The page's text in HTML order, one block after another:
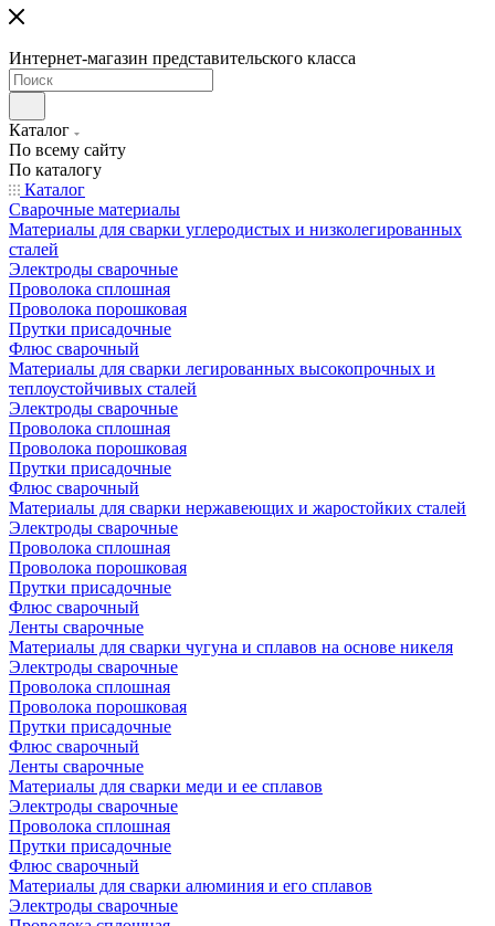
Интернет-магазин представительского класса
Каталог
По всему сайту
По каталогу
Каталог
Сварочные материалы
Материалы для сварки углеродистых и низколегированных
сталей
Электроды сварочные
Проволока сплошная
Проволока порошковая
Прутки присадочные
Флюс сварочный
Материалы для сварки легированных высокопрочных и
теплоустойчивых сталей
Электроды сварочные
Проволока сплошная
Проволока порошковая
Прутки присадочные
Флюс сварочный
Материалы для сварки нержавеющих и жаростойких сталей
Электроды сварочные
Проволока сплошная
Проволока порошковая
Прутки присадочные
Флюс сварочный
Ленты сварочные
Материалы для сварки чугуна и сплавов на основе никеля
Электроды сварочные
Проволока сплошная
Проволока порошковая
Прутки присадочные
Флюс сварочный
Ленты сварочные
Материалы для сварки меди и ее сплавов
Электроды сварочные
Проволока сплошная
Прутки присадочные
Флюс сварочный
Материалы для сварки алюминия и его сплавов
Электроды сварочные